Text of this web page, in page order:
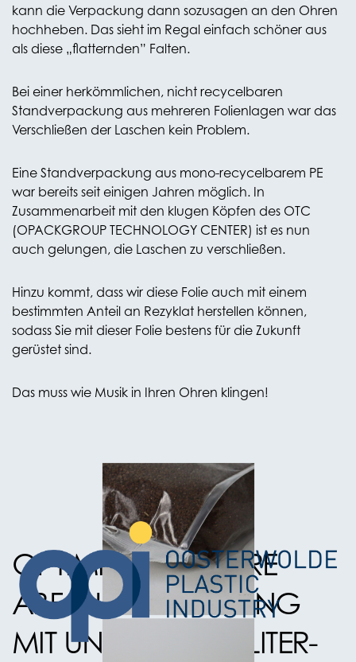
kann die Verpackung dann sozusagen an den Ohren
hochheben. Das sieht im Regal einfach schöner aus
als diese „flatternden” Falten.
Bei einer herkömmlichen, nicht recycelbaren
Standverpackung aus mehreren Folienlagen war das
Verschließen der Laschen kein Problem.
Eine Standverpackung aus mono-recycelbarem PE
war bereits seit einigen Jahren möglich. In
Zusammenarbeit mit den klugen Köpfen des OTC
(OPACKGROUP TECHNOLOGY CENTER) ist es nun
auch gelungen, die Laschen zu verschließen.
Hinzu kommt, dass wir diese Folie auch mit einem
bestimmten Anteil an Rezyklat herstellen können,
sodass Sie mit dieser Folie bestens für die Zukunft
gerüstet sind.
Das muss wie Musik in Ihren Ohren klingen!
OPTIMIEREN SIE IHRE
ABFALLENTSORGUNG
MIT UNSEREN 400-LITER-